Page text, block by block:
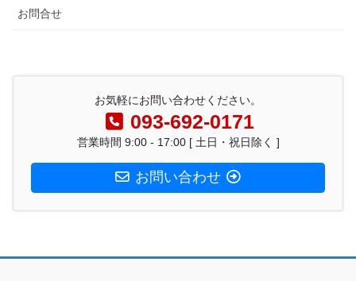
お問合せ
お気軽にお問い合わせください。
093-692-0171
営業時間 9:00 - 17:00 [ 土日・祝日除く ]
お問い合わせ